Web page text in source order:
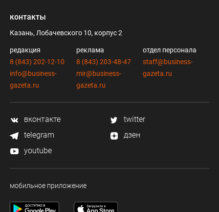
контакты
Казань, Лобачевского 10, корпус 2
редакция
8 (843) 202-12-10
info@business-
gazeta.ru
реклама
8 (843) 203-48-47
mir@business-
gazeta.ru
отдел персонала
staff@business-
gazeta.ru
вконтакте
twitter
telegram
дзен
youtube
мобильное приложение